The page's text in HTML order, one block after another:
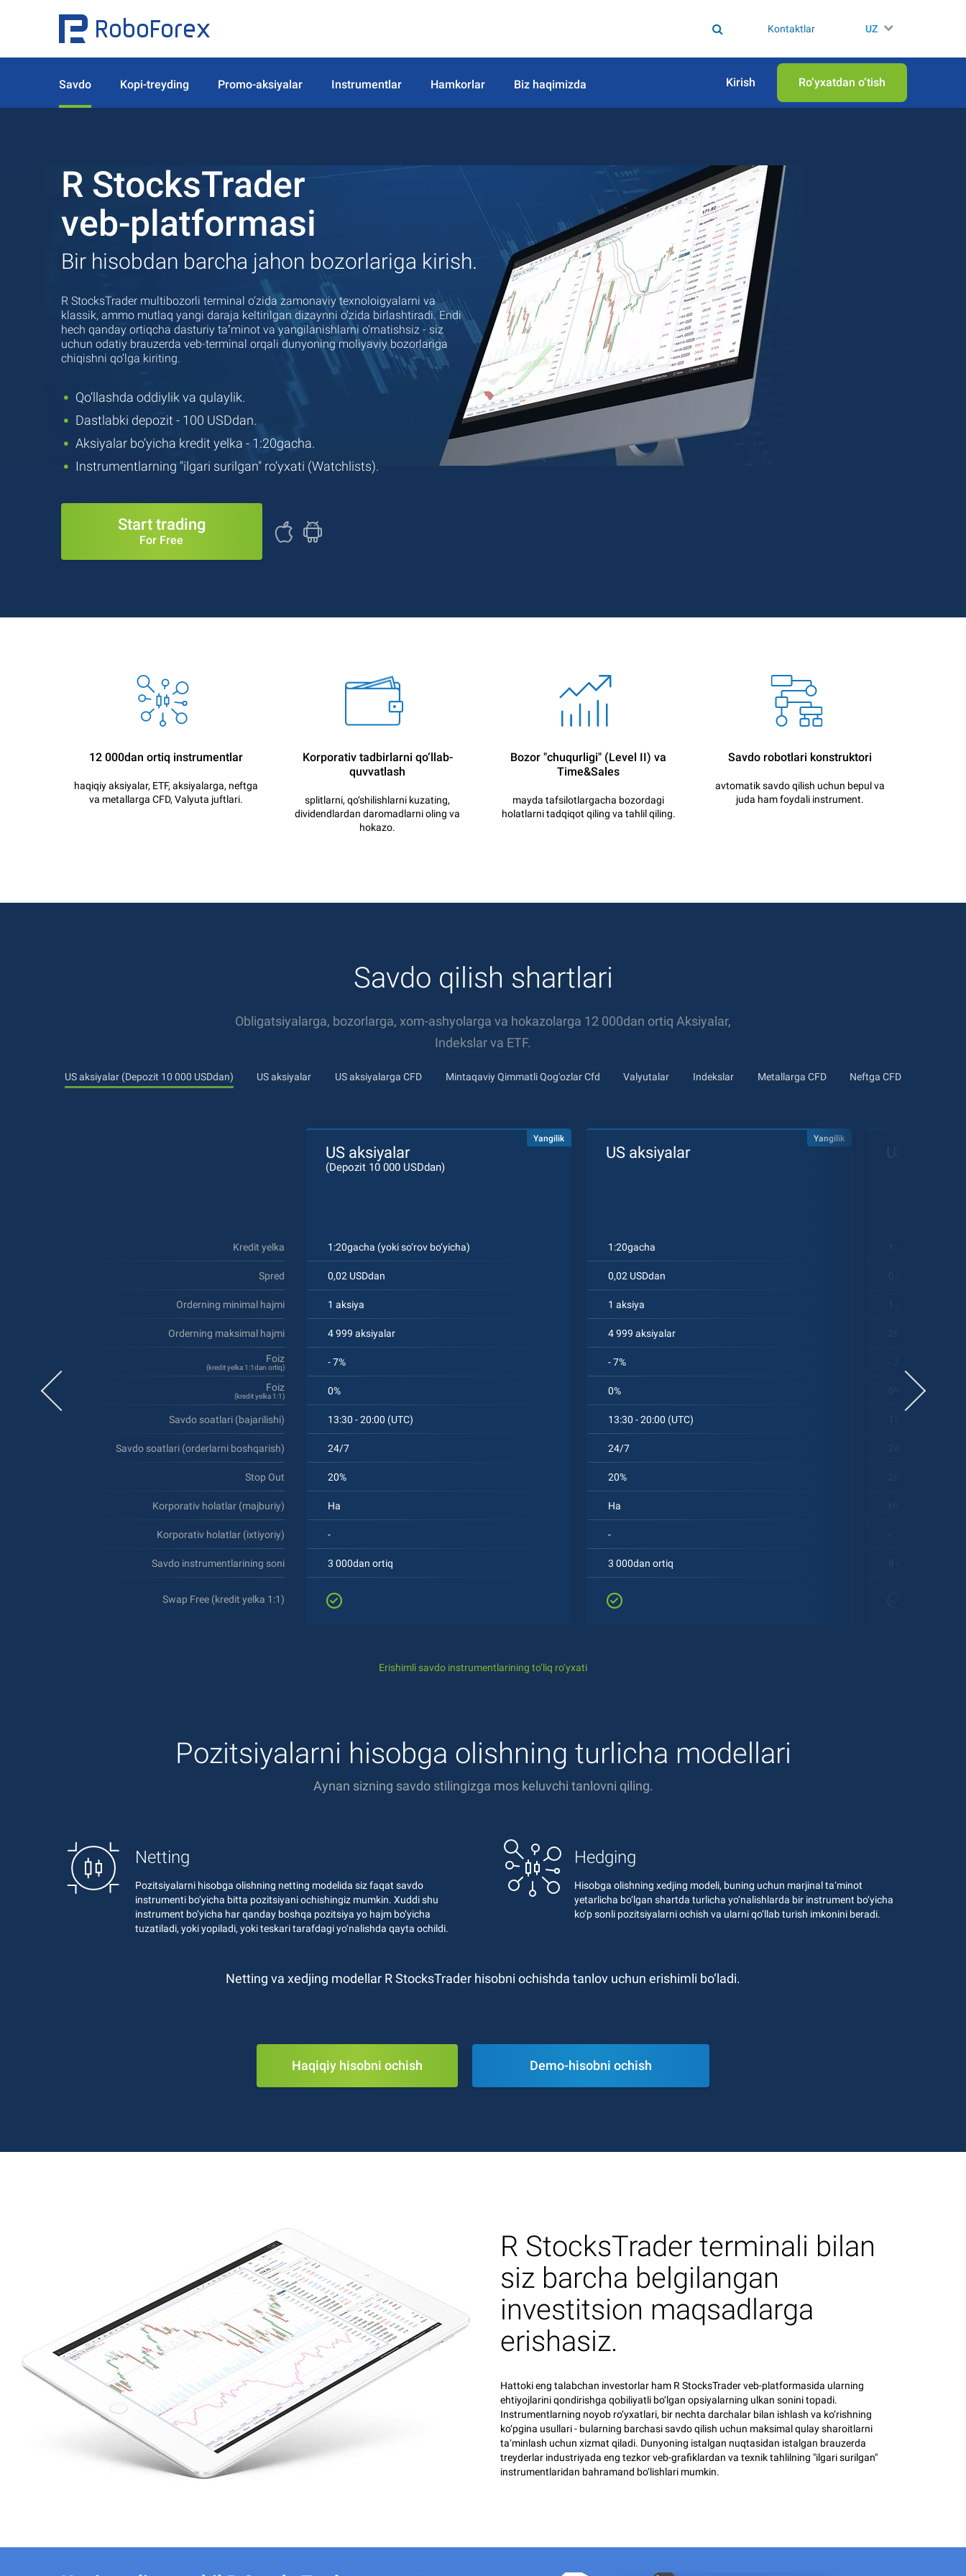
Kontaktlar UZ
Savdo Kopi-treyding Promo-aksiyalar Instrumentlar Hamkorlar Biz haqimizda Kirish Ro‘yxatdan o‘tish
R StocksTrader
veb-platformasi
Bir hisobdan barcha jahon bozorlariga kirish.
R StocksTrader multibozorli terminal o‘zida zamonaviy texnoloigyalarni va
klassik, ammo mutlaq yangi daraja keltirilgan dizaynni o‘zida birlashtiradi. Endi
hech qanday ortiqcha dasturiy taʼminot va yangilanishlarni o‘rnatishsiz - siz
uchun odatiy brauzerda veb-terminal orqali dunyoning moliyaviy bozorlariga
chiqishni qo‘lga kiriting.
Qo‘llashda oddiylik va qulaylik.
Dastlabki depozit - 100 USDdan.
Aksiyalar bo‘yicha kredit yelka - 1:20gacha.
Instrumentlarning "ilgari surilgan" ro‘yxati (Watchlists).
Start trading
For Free
12 000dan ortiq instrumentlar
haqiqiy aksiyalar, ETF, aksiyalarga, neftga
va metallarga CFD, Valyuta juftlari.
Korporativ tadbirlarni qo‘llab-
quvvatlash
splitlarni, qo‘shilishlarni kuzating,
dividendlardan daromadlarni oling va
hokazo.
Bozor "chuqurligi" (Level II) va
Time&Sales
mayda tafsilotlargacha bozordagi
holatlarni tadqiqot qiling va tahlil qiling.
Savdo robotlari konstruktori
avtomatik savdo qilish uchun bepul va
juda ham foydali instrument.
Savdo qilish shartlari
Obligatsiyalarga, bozorlarga, xom-ashyolarga va hokazolarga 12 000dan ortiq Aksiyalar,
Indekslar va ETF.
US aksiyalar (Depozit 10 000 USDdan) US aksiyalar US aksiyalarga CFD Mintaqaviy Qimmatli Qog'ozlar Cfd Valyutalar Indekslar Metallarga CFD Neftga CFD
Kredit yelka
Spred
Orderning minimal hajmi
Orderning maksimal hajmi
Foiz
(kredit yelka 1:1dan ortiq)
Foiz
(kredit yelka 1:1)
Savdo soatlari (bajarilishi)
Savdo soatlari (orderlarni boshqarish)
Stop Out
Korporativ holatlar (majburiy)
Korporativ holatlar (ixtiyoriy)
Savdo instrumentlarining soni
Swap Free (kredit yelka 1:1)
US aksiyalar
(Depozit 10 000 USDdan)
1:20gacha (yoki so‘rov bo‘yicha)
0,02 USDdan
1 aksiya
4 999 aksiyalar
- 7%
0%
13:30 - 20:00 (UTC)
24/7
20%
Ha
-
3 000dan ortiq
Yangilik
US aksiyalar
1:20gacha
0,02 USDdan
1 aksiya
4 999 aksiyalar
- 7%
0%
13:30 - 20:00 (UTC)
24/7
20%
Ha
-
3 000dan ortiq
Yangilik
Erishimli savdo instrumentlarining to‘liq ro‘yxati
Pozitsiyalarni hisobga olishning turlicha modellari
Aynan sizning savdo stilingizga mos keluvchi tanlovni qiling.
Netting
Pozitsiyalarni hisobga olishning netting modelida siz faqat savdo
instrumenti bo‘yicha bitta pozitsiyani ochishingiz mumkin. Xuddi shu
instrument bo‘yicha har qanday boshqa pozitsiya yo hajm bo‘yicha
tuzatiladi, yoki yopiladi, yoki teskari tarafdagi yo‘nalishda qayta ochildi.
Hedging
Hisobga olishning xedjing modeli, buning uchun marjinal taʼminot
yetarlicha bo‘lgan shartda turlicha yo‘nalishlarda bir instrument bo‘yicha
ko‘p sonli pozitsiyalarni ochish va ularni qo‘llab turish imkonini beradi.
Netting va xedjing modellar R StocksTrader hisobni ochishda tanlov uchun erishimli bo‘ladi.
Haqiqiy hisobni ochish Demo-hisobni ochish
R StocksTrader terminali bilan
siz barcha belgilangan
investitsion maqsadlarga
erishasiz.
Hattoki eng talabchan investorlar ham R StocksTrader veb-platformasida ularning
ehtiyojlarini qondirishga qobiliyatli bo‘lgan opsiyalarning ulkan sonini topadi.
Instrumentlarning noyob ro‘yxatlari, bir nechta darchalar bilan ishlash va ko‘rishning
ko‘pgina usullari - bularning barchasi savdo qilish uchun maksimal qulay sharoitlarni
taʼminlash uchun xizmat qiladi. Dunyoning istalgan nuqtasidan istalgan brauzerda
treyderlar industriyada eng tezkor veb-grafiklardan va texnik tahlilning "ilgari surilgan"
instrumentlaridan bahramand bo‘lishlari mumkin.